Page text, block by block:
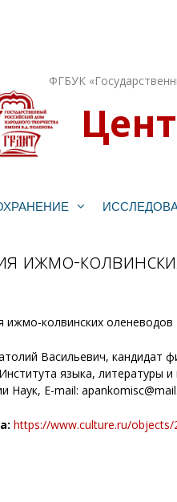
ФГБУК
ижмо-
ижмо-колвинских оленеводов
Васильевич, кандидат
языка, литературы
Наук, Е-mail:
https://www.culture.ru/objects/